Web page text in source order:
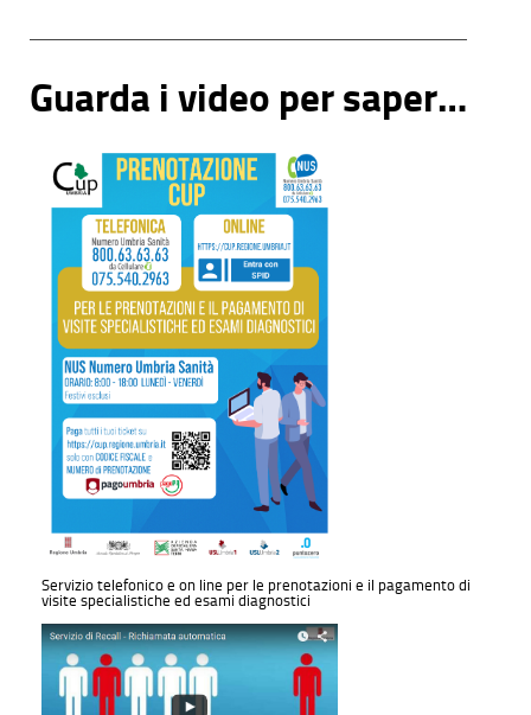
Guarda i video per saperne di più...
Servizio telefonico e on line per le prenotazioni e il pagamento di
visite specialistiche ed esami diagnostici